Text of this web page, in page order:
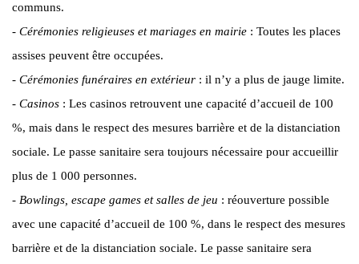
communs.
- Cérémonies religieuses et mariages en mairie : Toutes les places
assises peuvent être occupées.
- Cérémonies funéraires en extérieur : il n’y a plus de jauge limite.
- Casinos : Les casinos retrouvent une capacité d’accueil de 100
%, mais dans le respect des mesures barrière et de la distanciation
sociale. Le passe sanitaire sera toujours nécessaire pour accueillir
plus de 1 000 personnes.
- Bowlings, escape games et salles de jeu : réouverture possible
avec une capacité d’accueil de 100 %, dans le respect des mesures
barrière et de la distanciation sociale. Le passe sanitaire sera